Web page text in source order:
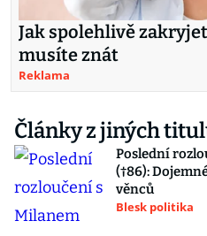
Jak spolehlivě
musíte znát
Reklama
Články z jiných
Poslední
(†86):
věnců
Blesk politika